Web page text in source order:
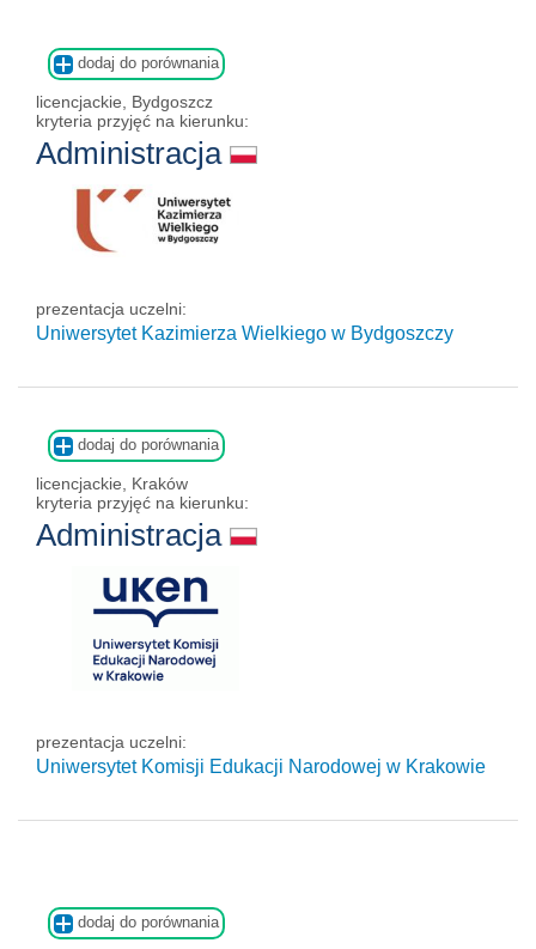
dodaj do porównania
licencjackie, Bydgoszcz
kryteria przyjęć na kierunku:
Administracja
prezentacja uczelni:
Uniwersytet Kazimierza Wielkiego w Bydgoszczy
dodaj do porównania
licencjackie, Kraków
kryteria przyjęć na kierunku:
Administracja
prezentacja uczelni:
Uniwersytet Komisji Edukacji Narodowej w Krakowie
dodaj do porównania